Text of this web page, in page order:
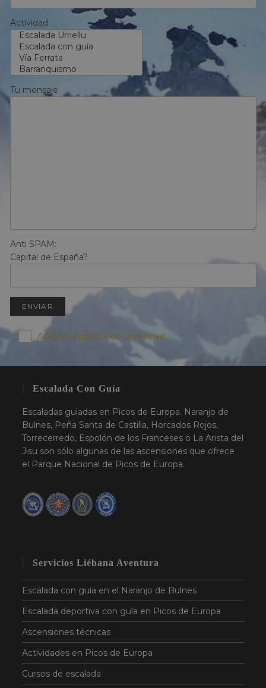
Actividad
Tu mensaje
Anti SPAM:
Capital de España?
Acepto la política de privacidad
Escalada Con Guía
Escaladas guiadas en Picos de Europa. Naranjo de
Bulnes, Peña Santa de Castilla, Horcados Rojos,
Torrecerredo, Espolón de los Franceses o La Arista del
Jisu son sólo algunas de las ascensiones que ofrece
el Parque Nacional de Picos de Europa.
Servicios Liébana Aventura
Escalada con guía en el Naranjo de Bulnes
Escalada deportiva con guía en Picos de Europa
Ascensiones técnicas
Actividades en Picos de Europa
Cursos de escalada